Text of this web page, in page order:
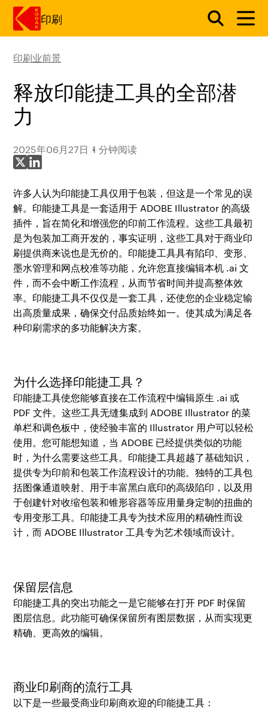
印刷
印刷业前景
释放印能捷工具的全部潜
力
2025年06月27日 1 分钟阅读
分享至 X
分享至 LinkedIn
许多人认为印能捷工具仅用于包装，但这是一个常见的误
解。印能捷工具是一套适用于 ADOBE Illustrator 的高级
插件，旨在简化和增强您的印前工作流程。这些工具最初
是为包装加工商开发的，事实证明，这些工具对于商业印
刷提供商来说也是无价的。印能捷工具具有陷印、变形、
墨水管理和网点校准等功能，允许您直接编辑本机 .ai 文
件，而不会中断工作流程，从而节省时间并提高整体效
率。印能捷工具不仅仅是一套工具，还使您的企业稳定输
出高质量成果，确保交付品质始终如一。使其成为满足各
种印刷需求的多功能解决方案。
为什么选择印能捷工具？
印能捷工具使您能够直接在工作流程中编辑原生 .ai 或
PDF 文件。这些工具无缝集成到 ADOBE Illustrator 的菜
单栏和调色板中，使经验丰富的 Illustrator 用户可以轻松
使用。您可能想知道，当 ADOBE 已经提供类似的功能
时，为什么需要这些工具。印能捷工具超越了基础知识，
提供专为印前和包装工作流程设计的功能。独特的工具包
括图像通道映射、用于丰富黑白底印的高级陷印，以及用
于创建针对收缩包装和锥形容器等应用量身定制的扭曲的
专用变形工具。印能捷工具专为技术应用的精确性而设
计，而 ADOBE Illustrator 工具专为艺术领域而设计。
保留层信息
印能捷工具的突出功能之一是它能够在打开 PDF 时保留
图层信息。此功能可确保保留所有图层数据，从而实现更
精确、更高效的编辑。
商业印刷商的流行工具
以下是一些最受商业印刷商欢迎的印能捷工具：